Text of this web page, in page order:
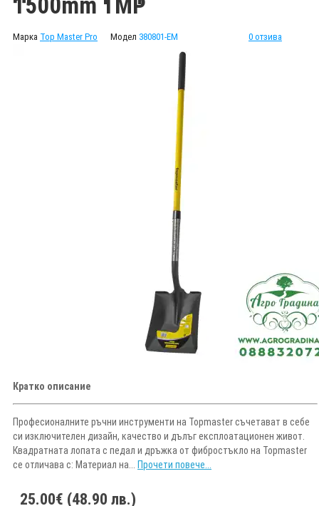
1500mm TMP
Марка Top Master Pro Модел 380801-EM 0 отзива
Кратко описание
Професионалните ръчни инструменти на Topmaster съчетават в себе
си изключителен дизайн, качество и дълъг експлоатационен живот.
Квадратната лопата с педал и дръжка от фибростъкло на Topmaster
се отличава с: Материал на... Прочети повече...
25.00€ (48.90 лв.)